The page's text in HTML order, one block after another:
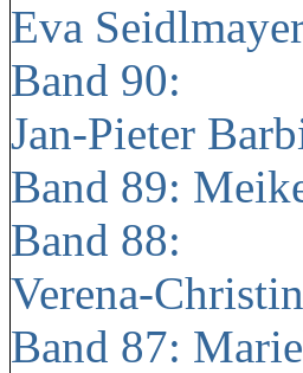
Eva
Band 90:
Jan-Pieter
Band 89:
Band 88:
Verena-
Band 87: